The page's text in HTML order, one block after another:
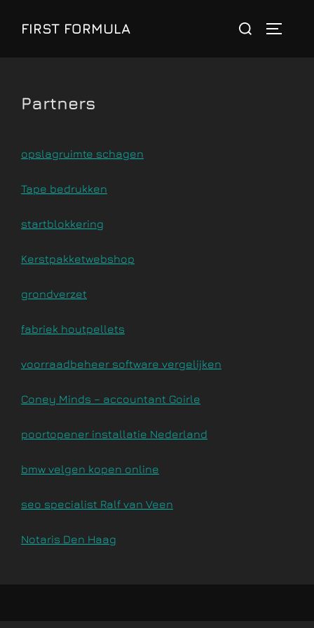
naarFIRST FORMULA
Partners
opslagruimte schagen
Tape bedrukken
startblokkering
Kerstpakketwebshop
grondverzet
fabriek houtpellets
voorraadbeheer software vergelijken
Coney Minds – accountant Goirle
poortopener installatie Nederland
bmw velgen kopen online
seo specialist Ralf van Veen
Notaris Den Haag